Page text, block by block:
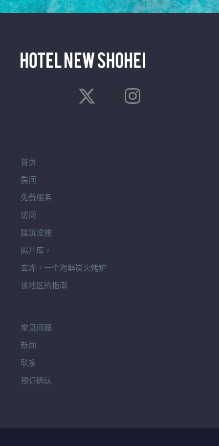
首页
房间
免费服务
访问
建筑设施
照片库。
玄烨，一个海鲜炭火烤炉
该地区的指南
常见问题
新闻
联系
预订确认